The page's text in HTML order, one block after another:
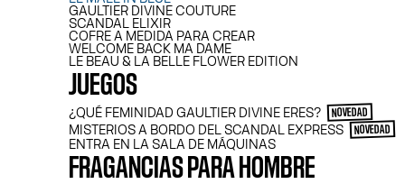
GAULTIER DIVINE COUTURE
SCANDAL ELIXIR
COFRE A MEDIDA PARA CREAR
WELCOME BACK MA DAME
LE BEAU & LA BELLE FLOWER EDITION
JUEGOS
¿QUÉ FEMINIDAD GAULTIER DIVINE ERES? NOVEDAD
MISTERIOS A BORDO DEL SCANDAL EXPRESS NOVEDAD
ENTRA EN LA SALA DE MÁQUINAS
FRAGANCIAS PARA HOMBRE